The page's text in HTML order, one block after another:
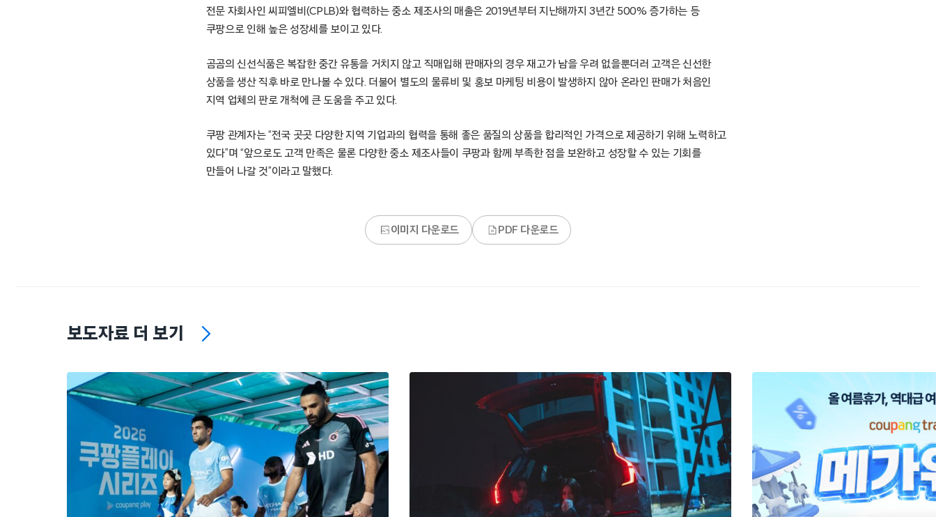
전문 자회사인 씨피엘비(CPLB)와 협력하는 중소 제조사의 매출은 2019년부터 지난해까지 3년간 500% 증가하는 등
쿠팡으로 인해 높은 성장세를 보이고 있다.
곰곰의 신선식품은 복잡한 중간 유통을 거치지 않고 직매입해 판매자의 경우 재고가 남을 우려 없을뿐더러 고객은 신선한
상품을 생산 직후 바로 만나볼 수 있다. 더불어 별도의 물류비 및 홍보 마케팅 비용이 발생하지 않아 온라인 판매가 처음인
지역 업체의 판로 개척에 큰 도움을 주고 있다.
쿠팡 관계자는 “전국 곳곳 다양한 지역 기업과의 협력을 통해 좋은 품질의 상품을 합리적인 가격으로 제공하기 위해 노력하고
있다”며 “앞으로도 고객 만족은 물론 다양한 중소 제조사들이 쿠팡과 함께 부족한 점을 보완하고 성장할 수 있는 기회를
만들어 나갈 것”이라고 말했다.
이미지 다운로드 PDF 다운로드
보도자료 더 보기